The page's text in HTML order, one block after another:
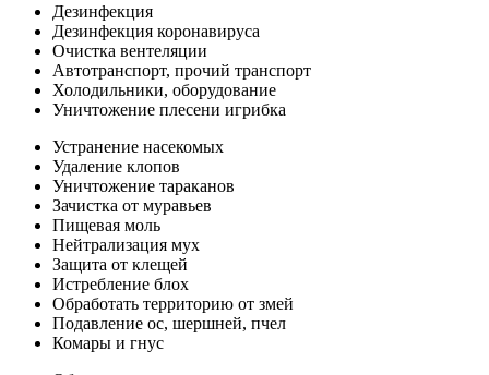
Дезинфекция
Дезинфекция коронавируса
Очистка вентеляции
Автотранспорт, прочий транспорт
Холодильники, оборудование
Уничтожение плесени игрибка
Устранение насекомых
Удаление клопов
Уничтожение тараканов
Зачистка от муравьев
Пищевая моль
Нейтрализация мух
Защита от клещей
Истребление блох
Обработать территорию от змей
Подавление ос, шершней, пчел
Комары и гнус